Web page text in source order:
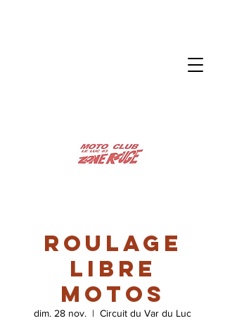
Roulage
libre
motos
dim. 28 nov.
  |
Circuit du Var du Luc